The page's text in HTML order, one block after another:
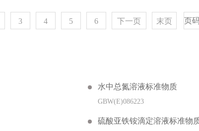
3 4 5 6 下一页 末页
水中总氮溶液标准物质
GBW(E)086223
硫酸亚铁铵滴定溶液标准物